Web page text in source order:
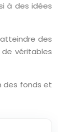
à des idées
des
véritables
des fonds et